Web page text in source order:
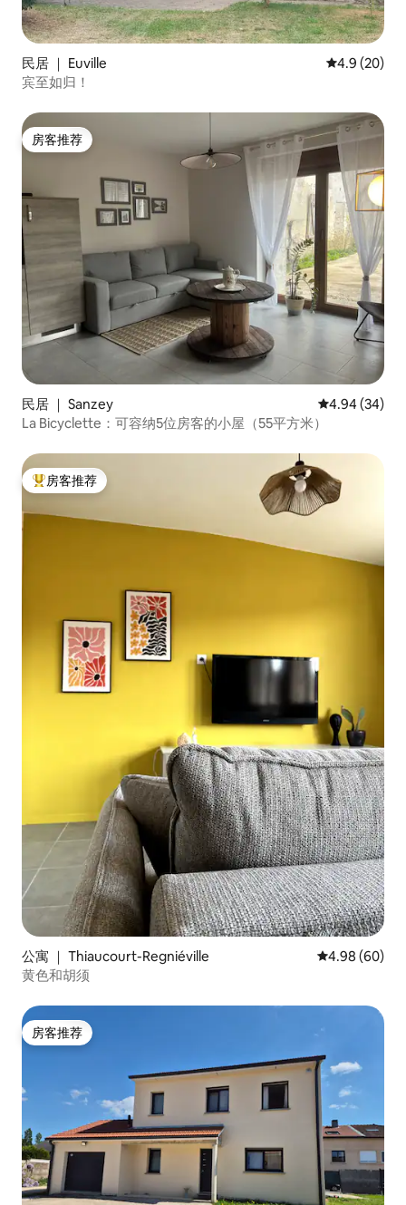
民居 ｜ Euville 平均评分
4.9 (20)
宾至如归！
房客推荐
房客推荐
民居 ｜ Sanzey 平均评分 4.94
4.94 (34)
La Bicyclette：可容纳5位房客的小屋（55平方米）
热门「房客推荐」
房客推荐
公寓 ｜ Thiaucourt-Regniéville 平均评分 4.98
4.98 (60)
黄色和胡须
房客推荐
房客推荐